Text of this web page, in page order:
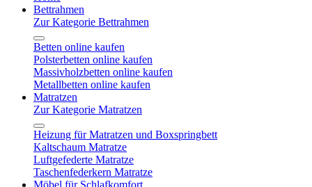
Bettrahmen
Zur Kategorie Bettrahmen
Betten online kaufen
Polsterbetten online kaufen
Massivholzbetten online kaufen
Metallbetten online kaufen
Matratzen
Zur Kategorie Matratzen
Heizung für Matratzen und Boxspringbett
Kaltschaum Matratze
Luftgefederte Matratze
Taschenfederkern Matratze
Möbel für Schlafkomfort